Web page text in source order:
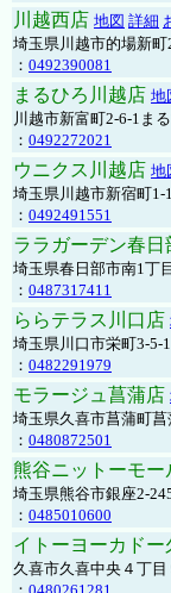
川越西店 地図 詳細
埼玉県川越市的場新町
： 0492390081
まるひろ川越店 地
川越市新富町2-6-1ま
： 0492272021
ウニクス川越店 地
埼玉県川越市新宿町1-
： 0492491551
ララガーデン春日
埼玉県春日部市南1丁
： 0487317411
ららテラス川口店
埼玉県川口市栄町3-5-
： 0482291979
モラージュ菖蒲店
埼玉県久喜市菖蒲町菖
： 0480872501
熊谷ニットーモー
埼玉県熊谷市銀座2-
： 0485010600
イトーヨーカドー
久喜市久喜中央４丁